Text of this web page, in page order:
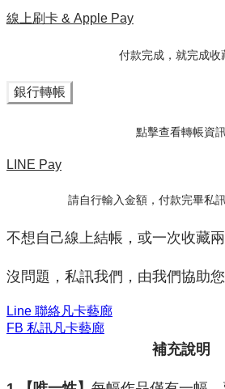
線上刷卡 & Apple Pay
付款完成，就完成收
銀行轉帳
點擊查看轉帳資
LINE Pay
請自行輸入金額，付款完畢私
不想自己線上結帳，或一次收藏
沒問題，私訊我們，由我們協助
Line 聯絡凡卡藝廊
FB 私訊凡卡藝廊
補充說明